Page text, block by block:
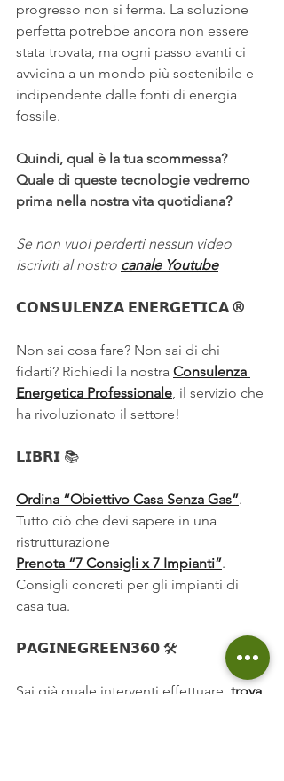
progresso non si ferma. La soluzione
perfetta potrebbe ancora non essere
stata trovata, ma ogni passo avanti ci
avvicina a un mondo più sostenibile e
indipendente dalle fonti di energia
fossile.
Quindi, qual è la tua scommessa?
Quale di queste tecnologie vedremo
prima nella nostra vita quotidiana?
Se non vuoi perderti nessun video
iscriviti al nostro canale Youtube
𝗖𝗢𝗡𝗦𝗨𝗟𝗘𝗡𝗭𝗔 𝗘𝗡𝗘𝗥𝗚𝗘𝗧𝗜𝗖𝗔 ®
Non sai cosa fare? Non sai di chi
fidarti? Richiedi la nostra Consulenza
Energetica Professionale, il servizio che
ha rivoluzionato il settore!
𝗟𝗜𝗕𝗥𝗜 📚
Ordina “Obiettivo Casa Senza Gas”.
Tutto ciò che devi sapere in una
ristrutturazione
Prenota “7 Consigli x 7 Impianti”.
Consigli concreti per gli impianti di
casa tua.
𝗣𝗔𝗚𝗜𝗡𝗘𝗚𝗥𝗘𝗘𝗡𝟯𝟲𝟬 🛠️
Sai già quale interventi effettuare, trova